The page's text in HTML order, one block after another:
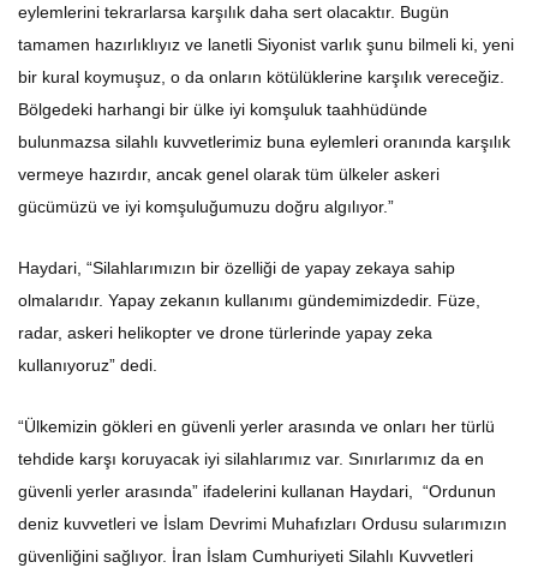
eylemlerini tekrarlarsa karşılık daha sert olacaktır. Bugün
tamamen hazırlıklıyız ve lanetli Siyonist varlık şunu bilmeli ki, yeni
bir kural koymuşuz, o da onların kötülüklerine karşılık vereceğiz.
Bölgedeki harhangi bir ülke iyi komşuluk taahhüdünde
bulunmazsa silahlı kuvvetlerimiz buna eylemleri oranında karşılık
vermeye hazırdır, ancak genel olarak tüm ülkeler askeri
gücümüzü ve iyi komşuluğumuzu doğru algılıyor.”
Haydari, “Silahlarımızın bir özelliği de yapay zekaya sahip
olmalarıdır. Yapay zekanın kullanımı gündemimizdedir. Füze,
radar, askeri helikopter ve drone türlerinde yapay zeka
kullanıyoruz” dedi.
“Ülkemizin gökleri en güvenli yerler arasında ve onları her türlü
tehdide karşı koruyacak iyi silahlarımız var. Sınırlarımız da en
güvenli yerler arasında” ifadelerini kullanan Haydari, “Ordunun
deniz kuvvetleri ve İslam Devrimi Muhafızları Ordusu sularımızın
güvenliğini sağlıyor. İran İslam Cumhuriyeti Silahlı Kuvvetleri